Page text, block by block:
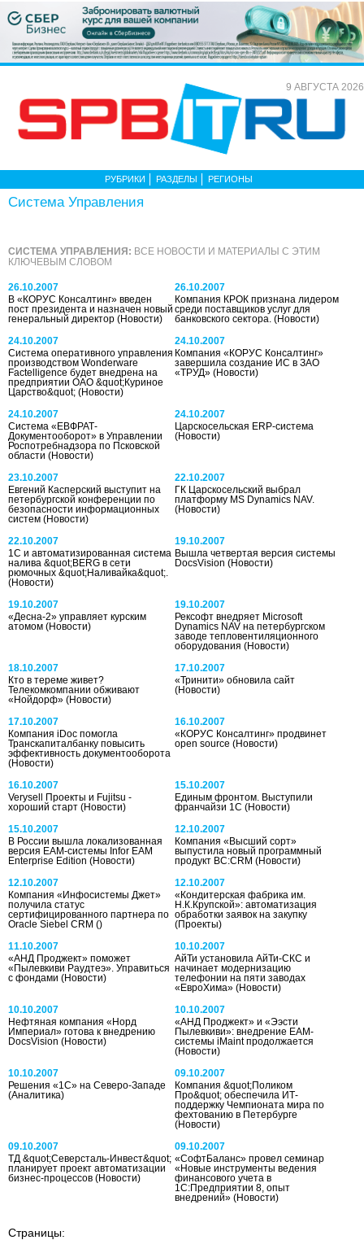
9 АВГУСТА 2026
РУБРИКИ РАЗДЕЛЫ РЕГИОНЫ
Система Управления
СИСТЕМА УПРАВЛЕНИЯ: ВСЕ НОВОСТИ И МАТЕРИАЛЫ С ЭТИМ
КЛЮЧЕВЫМ СЛОВОМ
26.10.2007
В «КОРУС Консалтинг» введен
пост президента и назначен новый
генеральный директор (Новости)
26.10.2007
Компания КРОК признана лидером
среди поставщиков услуг для
банковского сектора.(Новости)
24.10.2007
Система оперативного управления
производством Wonderware
Factelligence будет внедрена на
предприятии ОАО &quot;Куриное
Царство&quot; (Новости)
24.10.2007
Компания «КОРУС Консалтинг»
завершила создание ИС в ЗАО
«ТРУД»(Новости)
24.10.2007
Система «ЕВФРАТ-
Документооборот» в Управлении
Роспотребнадзора по Псковской
области (Новости)
24.10.2007
Царскосельская ERP-система
(Новости)
23.10.2007
Евгений Касперский выступит на
петербургской конференции по
безопасности информационных
систем (Новости)
22.10.2007
ГК Царскосельский выбрал
платформу MS Dynamics NAV.
(Новости)
22.10.2007
1С и автоматизированная система
налива &quot;BERG в сети
рюмочных &quot;Наливайка&quot;.
(Новости)
19.10.2007
Вышла четвертая версия системы
DocsVision(Новости)
19.10.2007
«Десна-2» управляет курским
атомом (Новости)
19.10.2007
Рексофт внедряет Microsoft
Dynamics NAV на петербургском
заводе тепловентиляционного
оборудования(Новости)
18.10.2007
Кто в тереме живет?
Телекомкомпании обживают
«Нойдорф» (Новости)
17.10.2007
«Тринити» обновила сайт
(Новости)
17.10.2007
Компания iDoc помогла
Транскапиталбанку повысить
эффективность документооборота
(Новости)
16.10.2007
«КОРУС Консалтинг» продвинет
open source(Новости)
16.10.2007
Verysell Проекты и Fujitsu -
хороший старт (Новости)
15.10.2007
Единым фронтом. Выступили
франчайзи 1С(Новости)
15.10.2007
В России вышла локализованная
версия EAM-системы Infor EAM
Enterprise Edition (Новости)
12.10.2007
Компания «Высший сорт»
выпустила новый программный
продукт ВС:CRM(Новости)
12.10.2007
Компания «Инфосистемы Джет»
получила статус
сертифицированного партнера по
Oracle Siebel CRM ()
12.10.2007
«Кондитерская фабрика им.
Н.К.Крупской»: автоматизация
обработки заявок на закупку
(Проекты)
11.10.2007
«АНД Проджект» поможет
«Пылевкиви Раудтеэ». Управиться
с фондами (Новости)
10.10.2007
АйТи установила АйТи-СКС и
начинает модернизацию
телефонии на пяти заводах
«ЕвроХима»(Новости)
10.10.2007
Нефтяная компания «Норд
Империал» готова к внедрению
DocsVision (Новости)
10.10.2007
«АНД Проджект» и «Ээсти
Пылевкиви»: внедрение EAM-
системы iMaint продолжается
(Новости)
10.10.2007
Решения «1С» на Северо-Западе
(Аналитика)
09.10.2007
Компания &quot;Поликом
Про&quot; обеспечила ИТ-
поддержку Чемпионата мира по
фехтованию в Петербурге
(Новости)
09.10.2007
ТД &quot;Северсталь-Инвест&quot;
планирует проект автоматизации
бизнес-процессов (Новости)
09.10.2007
«СофтБаланс» провел семинар
«Новые инструменты ведения
финансового учета в
1С:Предприятии 8, опыт
внедрений»(Новости)
Страницы: